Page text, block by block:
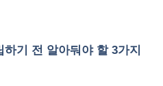
하기 전 알아둬야 할 3가지